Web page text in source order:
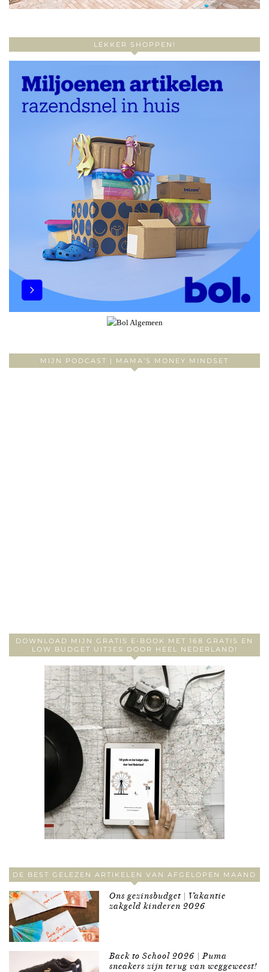
LEKKER SHOPPEN!
MIJN PODCAST | MAMA’S MONEY MINDSET
DOWNLOAD MIJN GRATIS E-BOOK MET 168 GRATIS EN
LOW BUDGET UITJES DOOR HEEL NEDERLAND!
DE BEST GELEZEN ARTIKELEN VAN AFGELOPEN MAAND
Ons gezinsbudget | Vakantie
zakgeld kinderen 2026
Back to School 2026 | Puma
sneakers zijn terug van weggeweest!